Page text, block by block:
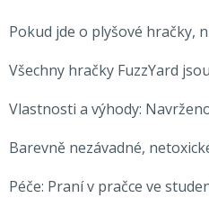
Pokud jde o plyšové hračky,
Všechny hračky FuzzYard
Vlastnosti a výhody:
Barevně nezávadné,
Péče: Praní v pračce ve